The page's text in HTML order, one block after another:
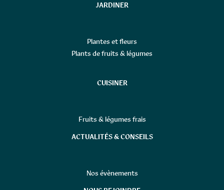
JARDINER
Plantes et fleurs
Plants de fruits & légumes
CUISINER
Fruits & légumes frais
ACTUALITÉS & CONSEILS
Nos évènements